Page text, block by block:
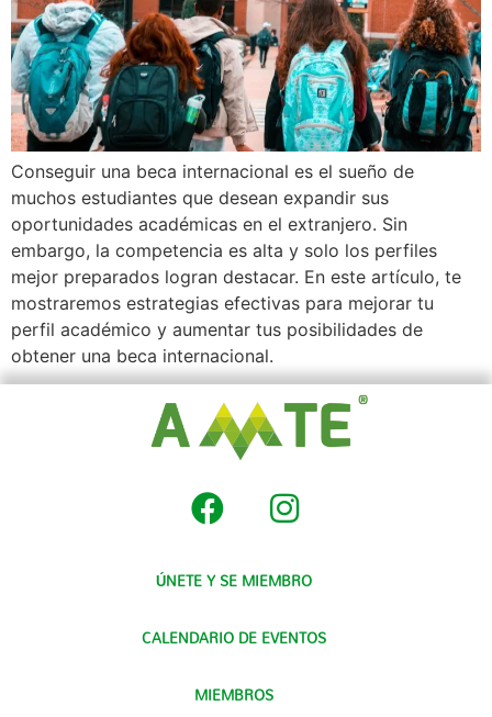
Conseguir una beca internacional es el sueño de
muchos estudiantes que desean expandir sus
oportunidades académicas en el extranjero. Sin
embargo, la competencia es alta y solo los perfiles
mejor preparados logran destacar. En este artículo, te
mostraremos estrategias efectivas para mejorar tu
perfil académico y aumentar tus posibilidades de
obtener una beca internacional.
ÚNETE Y SE MIEMBRO
CALENDARIO DE EVENTOS
MIEMBROS